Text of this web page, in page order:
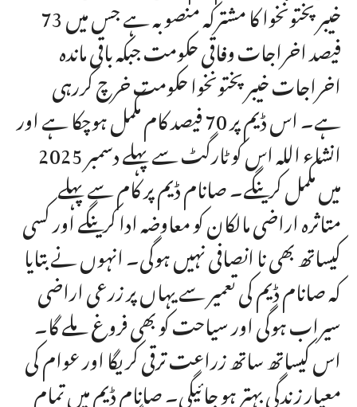
خیبر پختونخوا کا مشترکہ منصوبہ ہے جس میں 73
فیصد اخراجات وفاقی حکومت جبکہ باقی ماندہ
اخراجات خیبر پختونخوا حکومت خرچ کررہی
ہے۔ اس ڈیم پر 70 فیصد کام مکمل ہوچکا ہے اور
انشاء اللہ اس کو ٹارگٹ سے پہلے دسمبر 2025
میں مکمل کرینگے۔ صانام ڈیم پر کام سے پہلے
متاثرہ اراضی مالکان کو معاوضہ ادا کرینگے اور کسی
کیساتھ بھی نا انصافی نہیں ہوگی۔ انہوں نے بتایا
کہ صانام ڈیم کی تعمیر سے یہاں پر زرعی اراضی
سیراب ہوگی اور سیاحت کو بھی فروغ ملے گا۔
اس کیساتھ ساتھ زراعت ترقی کریگا اور عوام کی
معیار زندگی بہتر ہو جائیگی۔ صانام ڈیم میں تمام